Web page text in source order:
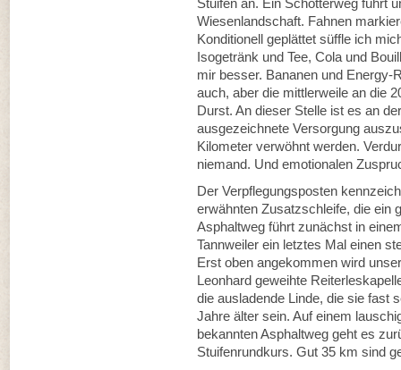
Stuifen an. Ein Schotterweg führt
Wiesenlandschaft. Fahnen
Konditionell geplättet süffle ich
Isogetränk und Tee, Cola und
mir besser. Bananen und Energy-
auch, aber die mittlerweile an die
Durst. An dieser Stelle ist es an
ausgezeichnete Versorgung
Kilometer verwöhnt werden.
niemand. Und emotionalen
Der Verpflegungsposten
erwähnten Zusatzschleife, die ein
Asphaltweg führt zunächst in
Tannweiler ein letztes Mal einen
Erst oben angekommen wird
Leonhard geweihte
die ausladende Linde, die sie fast
Jahre älter sein. Auf einem
bekannten Asphaltweg geht es
Stuifenrundkurs. Gut 35 km sind